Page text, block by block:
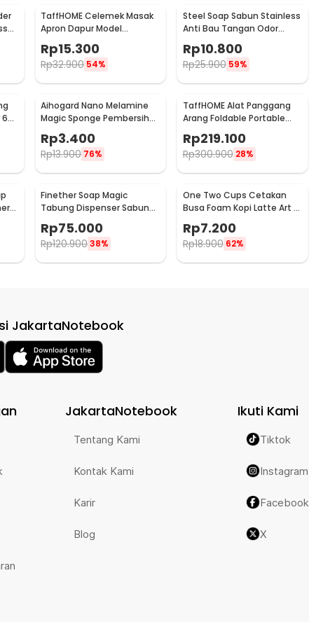
TaffHOME Celemek Masak
Apron Dapur Model
Kantong Pola Spatula -
JJ41
Rp15.300
Rp32.900 54%
Steel Soap Sabun Stainless
Anti Bau Tangan Odor
Remove - HW071
Rp10.800
Rp25.900 59%
Aihogard Nano Melamine
Magic Sponge Pembersih
Karat Besi - CW62
Rp3.400
Rp13.900 76%
TaffHOME Alat Panggang
Arang Foldable Portable
HWSK77
Rp219.100
Rp300.900 28%
Finether Soap Magic
Tabung Dispenser Sabun
Rp75.000
Rp120.90038%
One Two Cups Cetakan
Busa Foam Kopi Latte Art 16
Rp7.200
Rp18.900 62%
JakartaNotebook
JakartaNotebook
Tentang Kami
Kontak Kami
Karir
Blog
Ikuti Kami
Tiktok
Instagram
Facebook
X